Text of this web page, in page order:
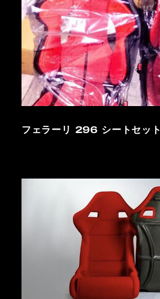
フェラーリ 296 シートセット